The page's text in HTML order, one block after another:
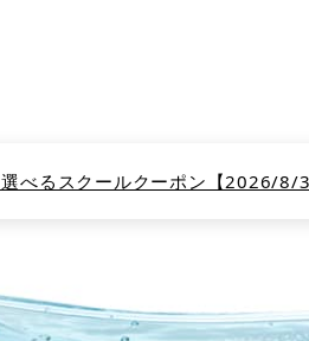
べるスクールクーポン【2026/8/